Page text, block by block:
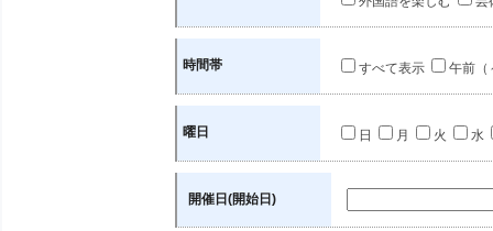
時間帯 すべて表示 午前（
曜日 日 月 火 水
開催日(開始日)